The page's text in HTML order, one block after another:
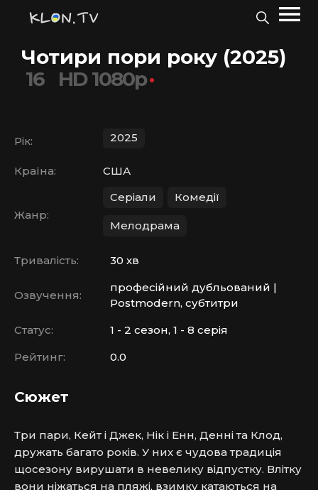
Чотири пори року (2025)
16
HD 1080p
Рік: 2025
Країна: США
Жанр:
Серіали Комедії
Мелодрама
Тривалість: 30 хв
Озвучення:
професійний дубльований |
Postmodern, субтитри
Статус:
1 - 2 сезон, 1 - 8 серія
Рейтинг:
0.0
Сюжет
Три пари, Кейт і Джек, Нік і Енн, Денні та Клод,
дружать багато років. У них є чудова традиція
щосезону вирушати в невелику відпустку. Влітку
вони ніжаться на пляжі, взимку катаються на